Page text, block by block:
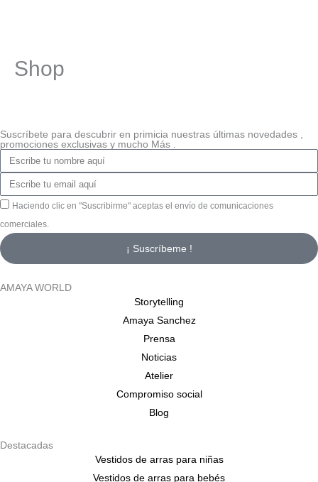
Shop
Suscríbete para descubrir en primicia nuestras últimas novedades ,
promociones exclusivas y mucho Más .
Haciendo clic en "Suscribirme" aceptas el envío de comunicaciones
comerciales.
¡ Suscríbeme !
AMAYA WORLD
Storytelling
Amaya Sanchez
Prensa
Noticias
Atelier
Compromiso social
Blog
Destacadas
Vestidos de arras para niñas
Vestidos de arras para bebés